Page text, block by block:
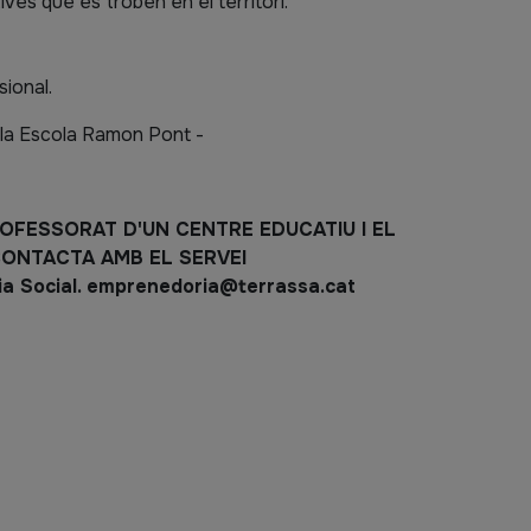
Escola Ramon Pont -
D'UN CENTRE EDUCATIU I EL
AMB EL SERVEI
Social. emprenedoria@terrassa.cat